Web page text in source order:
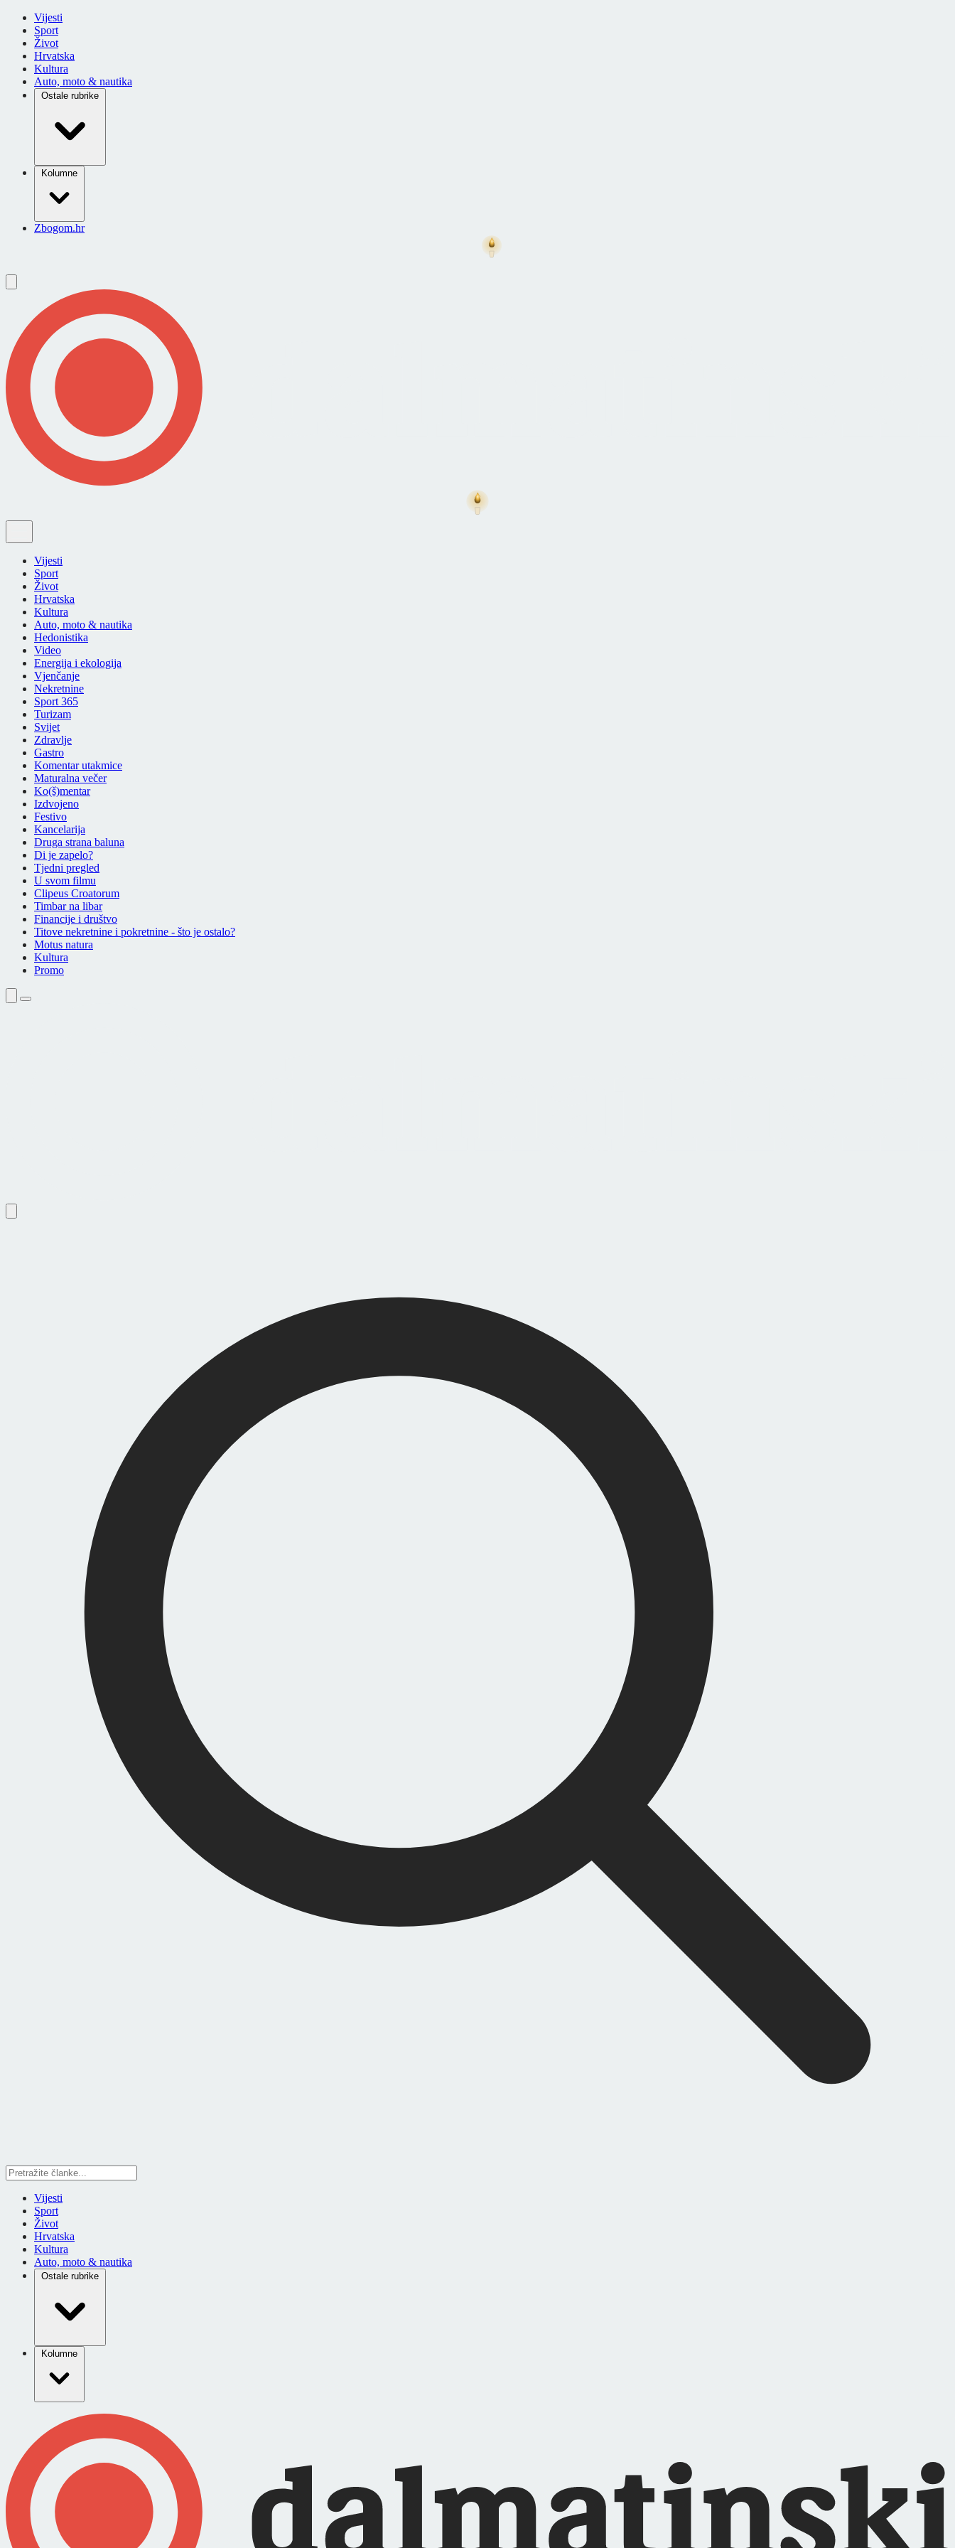
Vijesti
Sport
Život
Hrvatska
Kultura
Auto, moto & nautika
Ostale rubrike
Kolumne
Zbogom.hr
Vijesti
Sport
Život
Hrvatska
Kultura
Auto, moto & nautika
Hedonistika
Video
Energija i ekologija
Vjenčanje
Nekretnine
Sport 365
Turizam
Svijet
Zdravlje
Gastro
Komentar utakmice
Maturalna večer
Ko(š)mentar
Izdvojeno
Festivo
Kancelarija
Druga strana baluna
Di je zapelo?
Tjedni pregled
U svom filmu
Clipeus Croatorum
Timbar na libar
Financije i društvo
Titove nekretnine i pokretnine - što je ostalo?
Motus natura
Kultura
Promo
Vijesti
Sport
Život
Hrvatska
Kultura
Auto, moto & nautika
Ostale rubrike
Kolumne